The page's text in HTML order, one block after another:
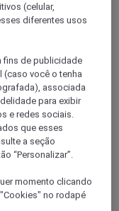
(celular,
diferentes usos
fins de publicidade
(caso você o tenha
associada
para exibir
e redes sociais.
que esses
a seção
“Personalizar”.
momento clicando
no rodapé